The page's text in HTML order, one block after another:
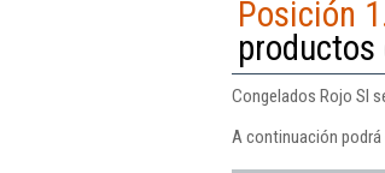
Posición
productos
Congelados Rojo Sl
A continuación